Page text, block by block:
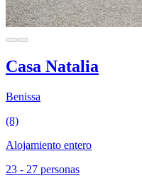
Casa Natalia
Benissa
(8)
Alojamiento entero
23 - 27 personas